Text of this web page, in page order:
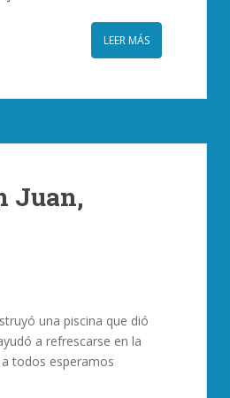
LEER MÁS
Juan,
una piscina que dió
a refrescarse en la
todos esperamos